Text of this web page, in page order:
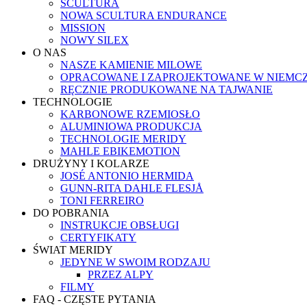
SCULTURA
NOWA SCULTURA ENDURANCE
MISSION
NOWY SILEX
O NAS
NASZE KAMIENIE MILOWE
OPRACOWANE I ZAPROJEKTOWANE W
RĘCZNIE PRODUKOWANE NA TAJWANIE
TECHNOLOGIE
KARBONOWE RZEMIOSŁO
ALUMINIOWA PRODUKCJA
TECHNOLOGIE MERIDY
MAHLE EBIKEMOTION
DRUŻYNY I KOLARZE
JOSÉ ANTONIO HERMIDA
GUNN-RITA DAHLE FLESJÅ
TONI FERREIRO
DO POBRANIA
INSTRUKCJE OBSŁUGI
CERTYFIKATY
ŚWIAT MERIDY
JEDYNE W SWOIM RODZAJU
PRZEZ ALPY
FILMY
FAQ - CZĘSTE PYTANIA